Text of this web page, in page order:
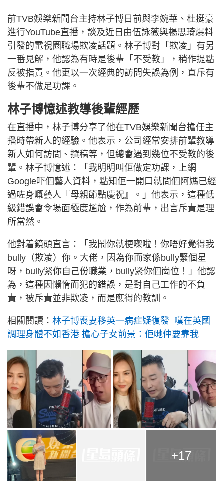
前TVB娛樂新聞台主持林子博日前與李婉華、杜挺豪
進行YouTube直播，談及近日由伍詠薇與楊思琦爆料
引發的電視圈職場欺凌話題。林子博對「欺凌」有另
一番見解，他認為有時是後輩「不受教」，稍作提點
反被指責。他更以一次經典的訪問失誤為例，直斥有
後輩不做足功課。
林子博憶述教導後輩經歷
在直播中，林子博分享了他在TVB娛樂新聞台擔任主
播時帶新人的經驗。他表示，公司經常安排前輩教導
新人如何訪問、撰稿等，但總會遇到幾位不受教的後
輩。林子博憶述：「我明明叫佢做定功課，上網
Google吓個藝人資料，點知佢一開口就問個阿媽已經
過咗身嘅藝人『母親節點慶祝』。」他表示，這種低
級錯誤會令場面極度尷尬，作為前輩，出言斥責是理
所當然。
他對着鏡頭直言：「我鬧你就梗㗎啦！你唔好覺得我
bully（欺凌）你。大佬，因為你而家係bully緊個星
呀，bully緊你自己份職業，bully緊你個崗位！」他認
為，這種因懶惰而犯的錯誤，是對自己工作的不負
責，被斥責並非欺凌，而是應得的教訓。
相關閱讀： 林子博喪妻移英一病症疑復發 嘆在英國
調理身體不如香港 擔心子女前景：佢哋仲要靠我
+17